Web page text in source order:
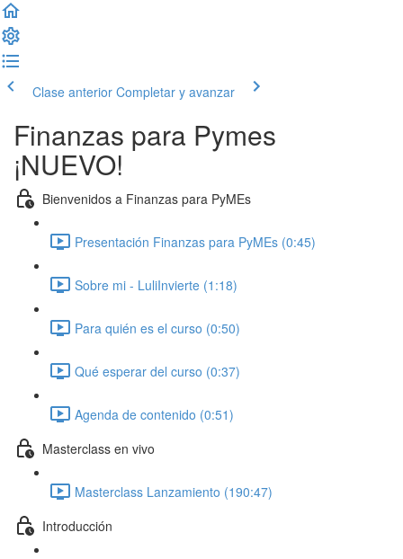
Clase anterior Completar y avanzar
Finanzas para Pymes
¡NUEVO!
Bienvenidos a Finanzas para PyMEs
Presentación Finanzas para PyMEs (0:45)
Sobre mi - LuliInvierte (1:18)
Para quién es el curso (0:50)
Qué esperar del curso (0:37)
Agenda de contenido (0:51)
Masterclass en vivo
Masterclass Lanzamiento (190:47)
Introducción